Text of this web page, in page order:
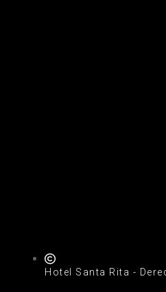
Hotel Santa Rita -